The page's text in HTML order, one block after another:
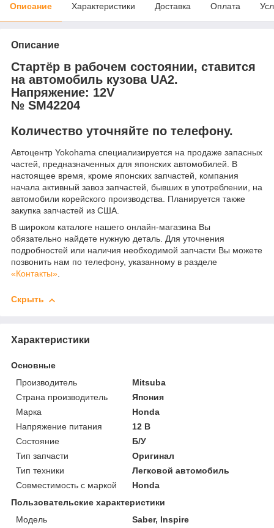
Описание Характеристики Доставка Оплата
Описание
Стартёр в рабочем состоянии, ставится
на автомобиль кузова UA2.
Напряжение: 12V
№ SM42204
Количество уточняйте по телефону.
Автоцентр Yokohama специализируется на продаже запасных
частей, предназначенных для японских автомобилей. В
настоящее время, кроме японских запчастей, компания
начала активный завоз запчастей, бывших в употреблении, на
автомобили корейского производства. Планируется также
закупка запчастей из США.
В широком каталоге нашего онлайн-магазина Вы
обязательно найдете нужную деталь. Для уточнения
подробностей или наличия необходимой запчасти Вы можете
позвонить нам по телефону, указанному в разделе
«Контакты».
Скрыть
Характеристики
Основные
Производитель
Mitsuba
Страна производитель
Япония
Марка
Honda
Напряжение питания
12 В
Состояние
Б/У
Тип запчасти
Оригинал
Тип техники
Легковой автомобиль
Совместимость с маркой
Honda
Пользовательские характеристики
Модель
Saber, Inspire